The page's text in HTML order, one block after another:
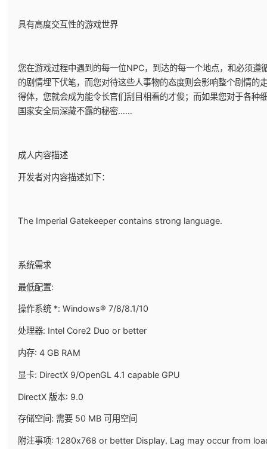
具有高度交互性的游戏世界
您在游戏过程中遇到的每一位NPC，到达的每一个地点，和必须遵
的剧情埋下伏笔，而您对待这些人事物的态度则会影响整个剧情的
得体，您就会成为能令长官们刮目相看的才俊；而如果您对于各种
国家安全局深藏不露的秘密……
成人内容描述
开发者对内容描述如下：
The Imperial Gatekeeper contains strong language.
系统需求
最低配置:
操作系统 *: Windows® 7/8/8.1/10
处理器: Intel Core2 Duo or better
内存: 4 GB RAM
显卡: DirectX 9/OpenGL 4.1 capable GPU
DirectX 版本: 9.0
存储空间: 需要 50 MB 可用空间
附注事项: 1280x768 or better Display. Lag may occur from